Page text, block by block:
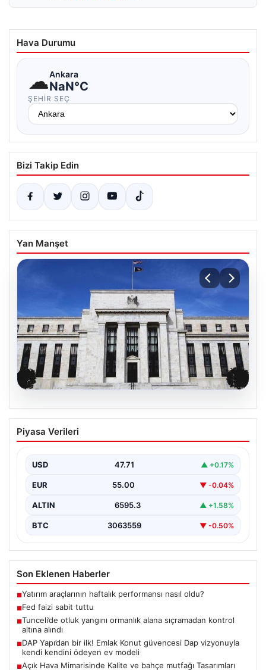
Hava Durumu
☁Ankara
NaN°C
ŞEHIR SEÇ
Bizi Takip Edin
Yan Manşet
06.08.2026
Fed faizi sabit tuttu
Piyasa Verileri
USD 47.71 ▲ +0.17%
EUR 55.00 ▼ -0.04%
ALTIN 6595.3 ▲ +1.58%
BTC 3063559 ▼ -0.50%
Son Eklenen Haberler
■Yatırım araçlarının haftalık performansı nasıl oldu?
■Fed faizi sabit tuttu
■Tunceli’de otluk yangını ormanlık alana sıçramadan kontrol
altına alındı
■DAP Yapı’dan bir ilk! Emlak Konut güvencesi Dap vizyonuyla
kendi kendini ödeyen ev modeli
■Açık Hava Mimarisinde Kalite ve bahçe mutfağı Tasarımları